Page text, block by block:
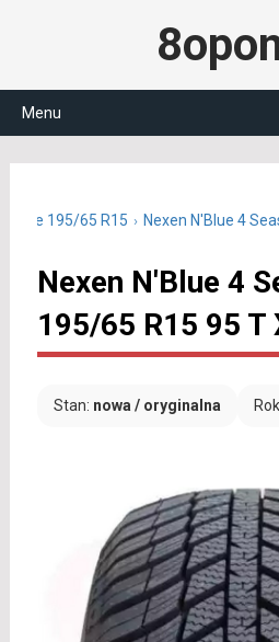
Menu
195/65 R15 Nexen N'Blue 4
Nexen N'Blue 4
195/65 R15 95 T
Stan: nowa / oryginalna